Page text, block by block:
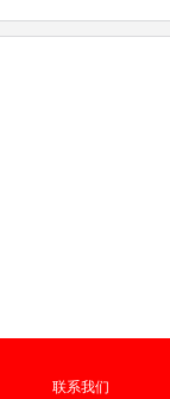
联系我们